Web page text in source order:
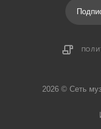
2026 © Cеть